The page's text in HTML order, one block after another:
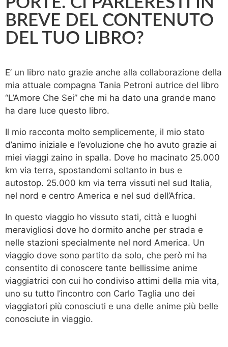
BREVE DEL CONTENUTO
DEL TUO LIBRO?
E’ un libro nato grazie anche alla collaborazione della
mia attuale compagna Tania Petroni autrice del libro
“L’Amore Che Sei” che mi ha dato una grande mano
ha dare luce questo libro.
Il mio racconta molto semplicemente, il mio stato
d’animo iniziale e l’evoluzione che ho avuto grazie ai
miei viaggi zaino in spalla. Dove ho macinato 25.000
km via terra, spostandomi soltanto in bus e
autostop. 25.000 km via terra vissuti nel sud Italia,
nel nord e centro America e nel sud dell’Africa.
In questo viaggio ho vissuto stati, città e luoghi
meravigliosi dove ho dormito anche per strada e
nelle stazioni specialmente nel nord America. Un
viaggio dove sono partito da solo, che però mi ha
consentito di conoscere tante bellissime anime
viaggiatrici con cui ho condiviso attimi della mia vita,
uno su tutto l’incontro con Carlo Taglia uno dei
viaggiatori più conosciuti e una delle anime più belle
conosciute in viaggio.